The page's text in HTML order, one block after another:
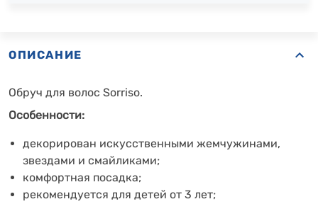
ОПИСАНИЕ
Обруч для волос Sorriso.
Особенности:
декорирован искусственными жемчужинами,
звездами и смайликами;
комфортная посадка;
рекомендуется для детей от 3 лет;